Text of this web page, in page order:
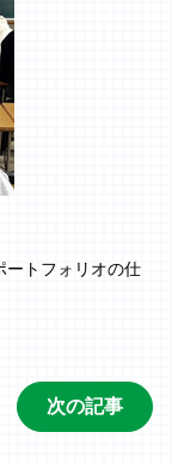
ートフォリオの仕
次の記事